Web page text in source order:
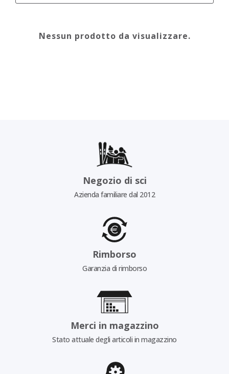
Nessun prodotto da visualizzare.
Negozio di sci
Azienda familiare dal 2012
Rimborso
Garanzia di rimborso
Merci in magazzino
Stato attuale degli articoli in magazzino